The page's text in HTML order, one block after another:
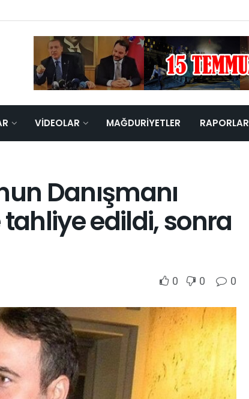
VIDEOLAR MAĞDURIYETLER RAPORLAR
Danışmanı
edildi, sonra
0 0 0